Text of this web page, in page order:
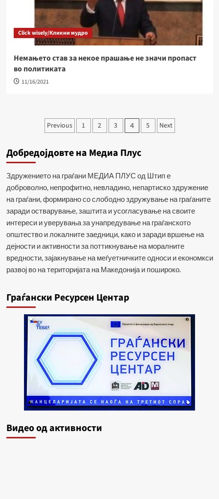
Click wisely/Кликни мудро
Немањето став за некое прашање не значи пропаст
во политиката
11/16/2021
Навигација
написи
Previous 1 2 3 4 5 Next
Добредојдовте на Медиа Плус
Здружението на граѓани МЕДИА ПЛУС од Штип е
доброволно, непрофитно, невладино, непартиско здружение
на граѓани, формирано со слободно здружување на граѓаните
заради остварување, заштита и усогласување на своите
интереси и уверувања за унапредување на граѓанското
општество и локалните заедници, како и заради вршење на
дејности и активности за поттикнување на моралните
вредности, зајакнување на меѓуетничките односи и економкси
развој во на територијата на Македонија и пошироко.
Граѓански Ресурсен Центар
Видеo од активности